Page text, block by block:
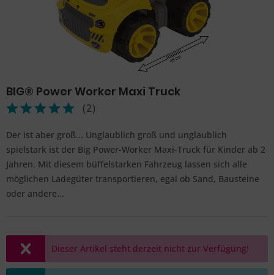
BIG® Power Worker Maxi Truck
(2)
Der ist aber groß... Unglaublich groß und unglaublich
spielstark ist der Big Power-Worker Maxi-Truck für Kinder ab 2
Jahren. Mit diesem büffelstarken Fahrzeug lassen sich alle
möglichen Ladegüter transportieren, egal ob Sand, Bausteine
oder andere...
Dieser Artikel steht derzeit nicht zur Verfügung!